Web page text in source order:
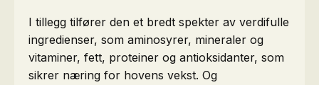
I tillegg tilfører den et bredt spekter av verdifulle
ingredienser, som aminosyrer, mineraler og
vitaminer, fett, proteiner og antioksidanter, som
sikrer næring for hovens vekst. Og